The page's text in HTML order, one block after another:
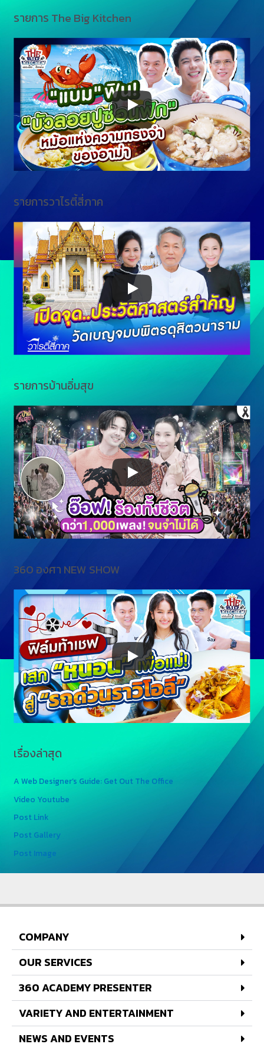
รายการ The Big Kitchen
รายการวาไรตี้สี่ภาค
รายการบ้านอิ่มสุข
360 องศา NEW SHOW
เรื่องล่าสุด
A Web Designer’s Guide: Get Out The Office
Video Youtube
Post Link
Post Gallery
Post Image
COMPANY
OUR SERVICES
360 ACADEMY PRESENTER
VARIETY AND ENTERTAINMENT
NEWS AND EVENTS